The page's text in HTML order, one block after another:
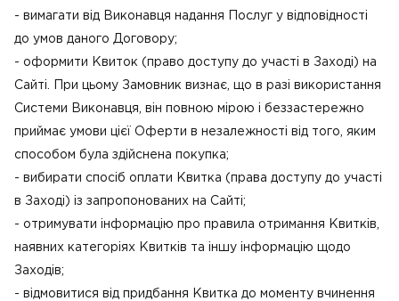
- вимагати від Виконавця надання Послуг у відповідності
до умов даного Договору;
- оформити Квиток (право доступу до участі в Заході) на
Сайті. При цьому Замовник визнає, що в разі використання
Системи Виконавця, він повною мірою і беззастережно
приймає умови цієї Оферти в незалежності від того, яким
способом була здійснена покупка;
- вибирати спосіб оплати Квитка (права доступу до участі
в Заході) із запропонованих на Сайті;
- отримувати інформацію про правила отримання Квитків,
наявних категоріях Квитків та іншу інформацію щодо
Заходів;
- відмовитися від придбання Квитка до моменту вчинення